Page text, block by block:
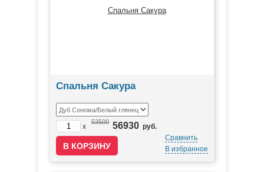
Спальня Сакура
x
53500 56930 руб.
Сравнить
В избранное